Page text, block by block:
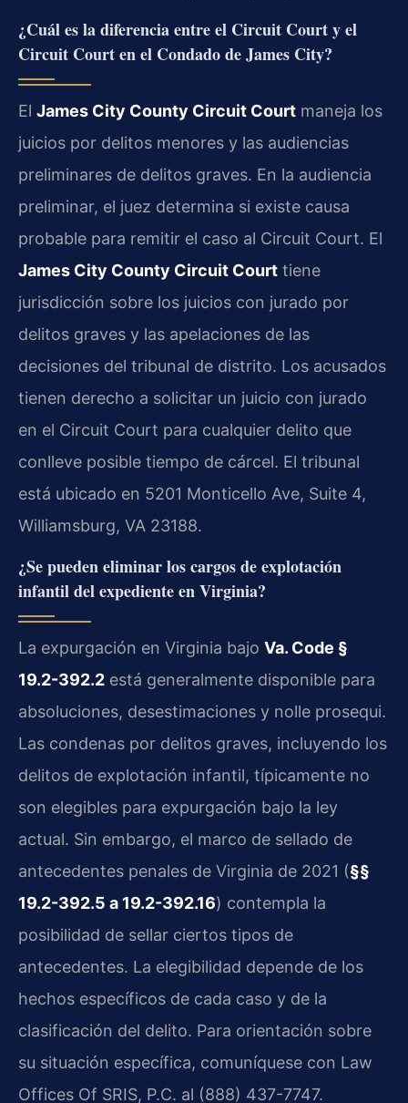
¿Cuál es la diferencia entre el Circuit Court y el
Circuit Court en el Condado de James City?
El James City County Circuit Court maneja los
juicios por delitos menores y las audiencias
preliminares de delitos graves. En la audiencia
preliminar, el juez determina si existe causa
probable para remitir el caso al Circuit Court. El
James City County Circuit Court tiene
jurisdicción sobre los juicios con jurado por
delitos graves y las apelaciones de las
decisiones del tribunal de distrito. Los acusados
tienen derecho a solicitar un juicio con jurado
en el Circuit Court para cualquier delito que
conlleve posible tiempo de cárcel. El tribunal
está ubicado en 5201 Monticello Ave, Suite 4,
Williamsburg, VA 23188.
¿Se pueden eliminar los cargos de explotación
infantil del expediente en Virginia?
La expurgación en Virginia bajo Va. Code §
19.2-392.2 está generalmente disponible para
absoluciones, desestimaciones y nolle prosequi.
Las condenas por delitos graves, incluyendo los
delitos de explotación infantil, típicamente no
son elegibles para expurgación bajo la ley
actual. Sin embargo, el marco de sellado de
antecedentes penales de Virginia de 2021 (§§
19.2-392.5 a 19.2-392.16) contempla la
posibilidad de sellar ciertos tipos de
antecedentes. La elegibilidad depende de los
hechos específicos de cada caso y de la
clasificación del delito. Para orientación sobre
su situación específica, comuníquese con Law
Offices Of SRIS, P.C. al (888) 437-7747.